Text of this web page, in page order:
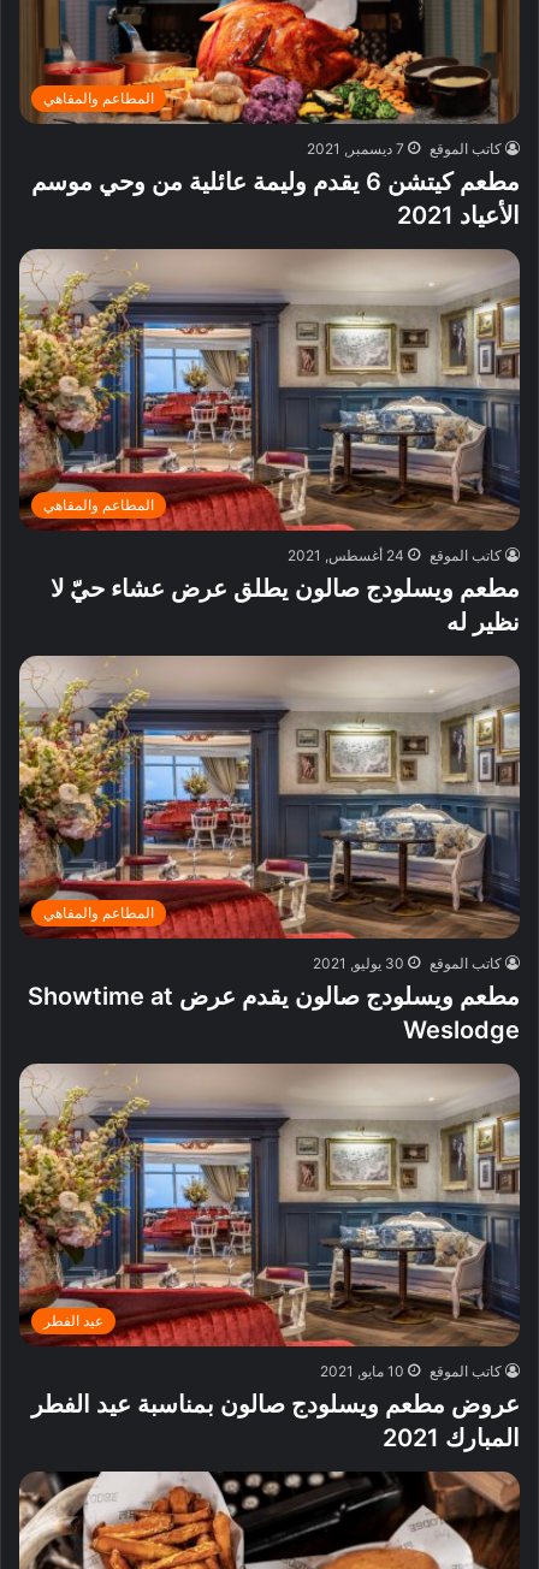
المطاعم والمقاهي
كاتب الموقع 7 ديسمبر, 2021
مطعم كيتشن 6 يقدم وليمة عائلية من وحي موسم
الأعياد 2021
المطاعم والمقاهي
كاتب الموقع 24 أغسطس, 2021
مطعم ويسلودج صالون يطلق عرض عشاء حيّ لا
نظير له
المطاعم والمقاهي
كاتب الموقع 30 يوليو, 2021
مطعم ويسلودج صالون يقدم عرض Showtime at
Weslodge
عيد الفطر
كاتب الموقع 10 مايو, 2021
عروض مطعم ويسلودج صالون بمناسبة عيد الفطر
المبارك 2021